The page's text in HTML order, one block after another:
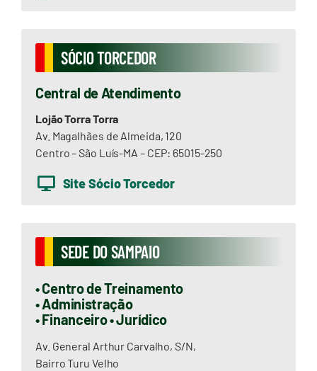
SÓCIO TORCEDOR
Central de Atendimento
Lojão Torra Torra
Av. Magalhães de Almeida, 120
Centro – São Luís-MA – CEP: 65015-250
Site Sócio Torcedor
SEDE DO SAMPAIO
• Centro de Treinamento
• Administração
• Financeiro • Jurídico
Av. General Arthur Carvalho, S/N,
Bairro Turu Velho